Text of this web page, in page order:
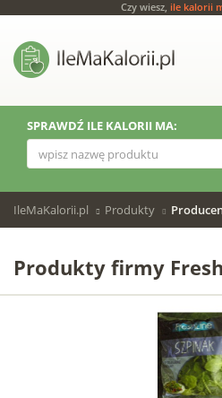
Czy wiesz, ile kalorii
SPRAWDŹ ILE KALORII MA:
IleMaKalorii.pl Produkty
Produkty firmy